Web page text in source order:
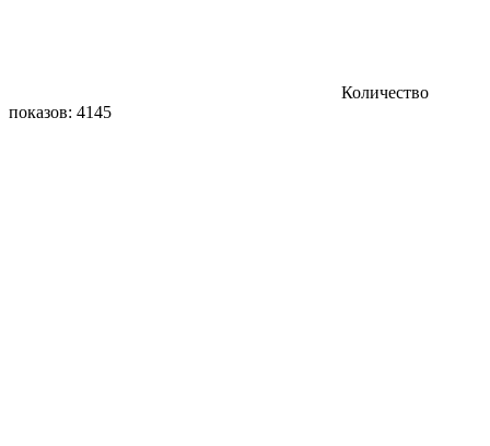
Количество
показов: 4145